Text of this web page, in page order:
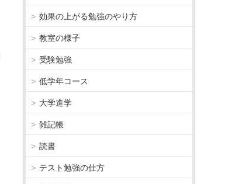
効果の上がる勉強のやり方
教室の様子
受験勉強
低学年コース
大学進学
雑記帳
読書
テスト勉強の仕方